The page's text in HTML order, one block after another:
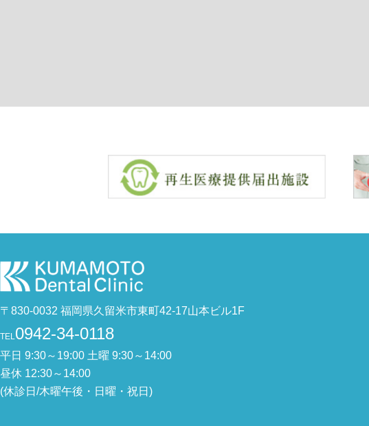
〒830-0032 福岡県久留米市東町42-17山本ビル1F
TEL0942-34-0118
平日 9:30～19:00 土曜 9:30～14:00
昼休 12:30～14:00
(休診日/木曜午後・日曜・祝日)